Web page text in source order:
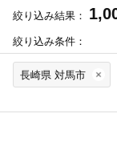
絞り込み結果：
絞り込み条件：
長崎県 対馬市